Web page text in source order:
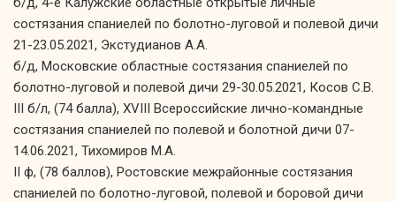
состязания спаниелей по болотно-луговой и полевой дичи
21-23.05.2021, Экстудианов А.А.
б/д, Московские областные состязания спаниелей по
болотно-луговой и полевой дичи 29-30.05.2021, Косов С.В.
III б/л, (74 балла), XVIII Всероссийские лично-командные
состязания спаниелей по полевой и болотной дичи 07-
14.06.2021, Тихомиров М.А.
II ф, (78 баллов), Ростовские межрайонные состязания
спаниелей по болотно-луговой, полевой и боровой дичи